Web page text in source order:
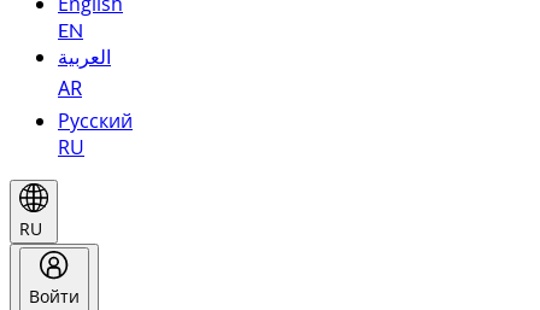
EN
العربية
AR
Русский
RU
RU
Войти